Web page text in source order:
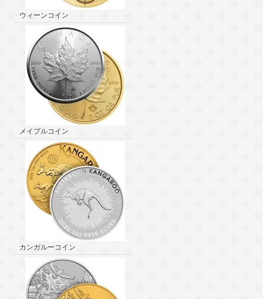
ウィーンコイン
メイプルコイン
カンガルーコイン